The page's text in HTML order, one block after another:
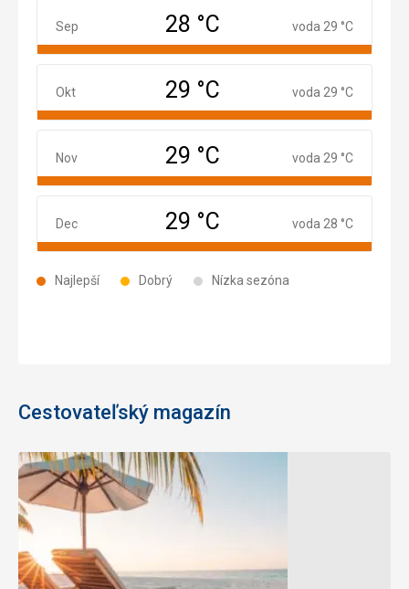
Najlepší Dobrý Nízka sezóna
September
Sep 28 °C voda 29 °C
Október
Okt 29 °C voda 29 °C
November
Nov 29 °C voda 29 °C
December
Dec 29 °C voda 28 °C
Cestovateľský magazín